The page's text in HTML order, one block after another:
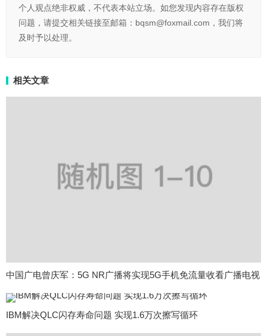
个人观点绝非权威，不代表本站立场。如您发现内容存在版权
问题，请提交相关链接至邮箱：bqsm@foxmail.com，我们将
及时予以处理。
相关文章
中国广电曾庆军：5G NR广播将实现5G手机免流量收看广播电视
IBM解决QLC闪存寿命问题 实现1.6万次擦写循环